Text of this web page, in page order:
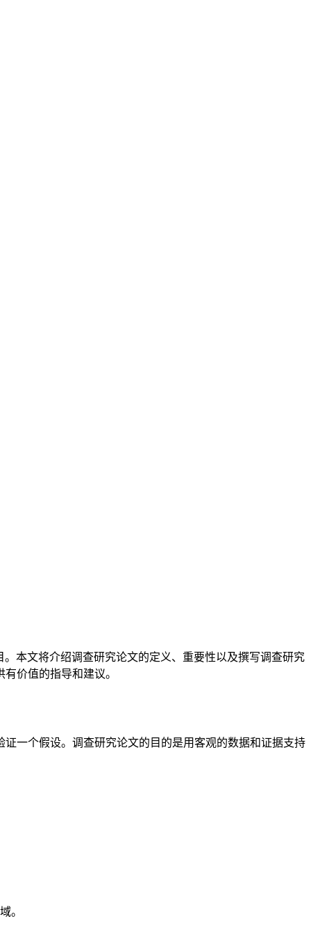
本文将介绍调查研究论文的定义、重要性以及撰写调查研究
价值的指导和建议。
一个假设。调查研究论文的目的是用客观的数据和证据支持
。